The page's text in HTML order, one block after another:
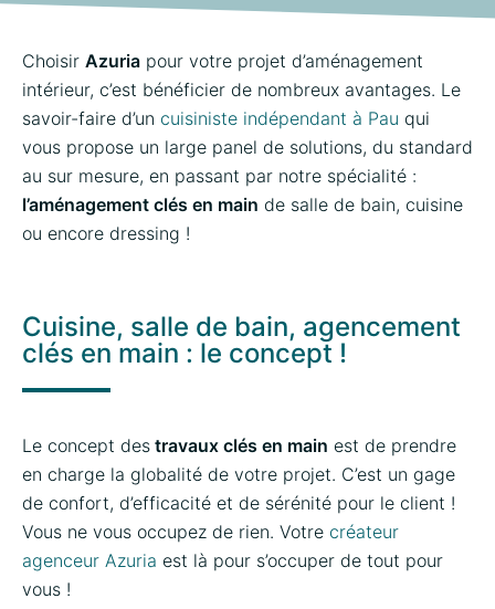
Choisir Azuria pour votre projet d’aménagement
intérieur, c’est bénéficier de nombreux avantages. Le
savoir-faire d’un cuisiniste indépendant à Pau qui
vous propose un large panel de solutions, du standard
au sur mesure, en passant par notre spécialité :
l’aménagement clés en main de salle de bain, cuisine
ou encore dressing !
Cuisine, salle de bain, agencement
clés en main : le concept !
Le concept des travaux clés en main est de prendre
en charge la globalité de votre projet. C’est un gage
de confort, d’efficacité et de sérénité pour le client !
Vous ne vous occupez de rien. Votre créateur
agenceur Azuria est là pour s’occuper de tout pour
vous !